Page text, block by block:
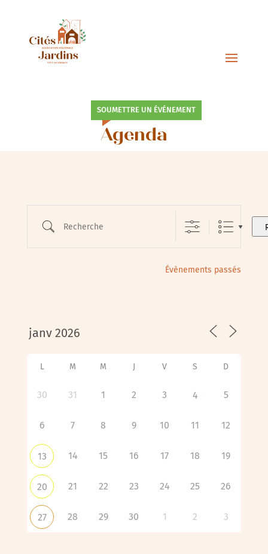
SOUMETTRE UN ÉVÉNEMENT
Agenda
Évènements passés
L M M J V S D
30 31 1 2 3 4 5
6 7 8 9 10 11 12
13 14 15 16 17 18 19
20 21 22 23 24 25 26
27 28 29 30 1 2 3